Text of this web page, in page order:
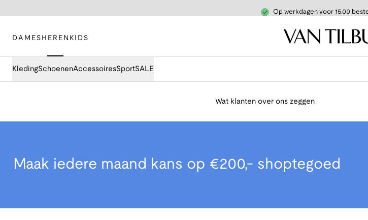
Op werkdagen voor 15.00
DAMES HEREN KIDS
KledingSchoenenAccessoiresSportSALE
Wat klanten over ons zeggen
Maak iedere maand kans op €200,- shoptegoed